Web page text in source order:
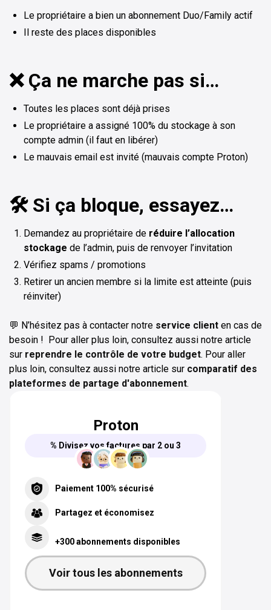
Le propriétaire a bien un abonnement Duo/Family actif
Il reste des places disponibles
❌ Ça ne marche pas si…
Toutes les places sont déjà prises
Le propriétaire a assigné 100% du stockage à son
compte admin (il faut en libérer)
Le mauvais email est invité (mauvais compte Proton)
🛠️ Si ça bloque, essayez…
Demandez au propriétaire de réduire l’allocation
stockage de l’admin, puis de renvoyer l’invitation
Vérifiez spams / promotions
Retirer un ancien membre si la limite est atteinte (puis
réinviter)
💬 N’hésitez pas à contacter notre service client en cas de
besoin ! Pour aller plus loin, consultez aussi notre article
sur reprendre le contrôle de votre budget. Pour aller
plus loin, consultez aussi notre article sur comparatif des
plateformes de partage d'abonnement.
Proton
% Divisez vos factures par 2 ou 3
Paiement 100% sécurisé
Partagez et économisez
+300 abonnements disponibles
Voir tous les abonnements